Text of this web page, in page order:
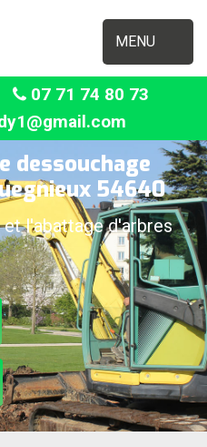
MENU
07 71 74 80 73
dessouchage
54640
l'abattage d'arbres